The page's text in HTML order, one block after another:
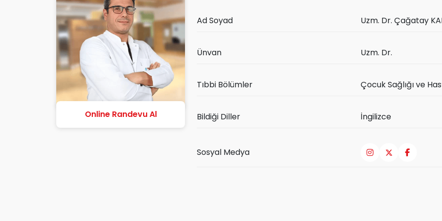
Online Randevu Al
Ad Soyad Uzm. Dr. Çağatay
Ünvan Uzm. Dr.
Tıbbi Bölümler Çocuk Sağlığı ve
Bildiği Diller İngilizce
Sosyal Medya